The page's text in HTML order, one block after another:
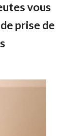
vous
prise de